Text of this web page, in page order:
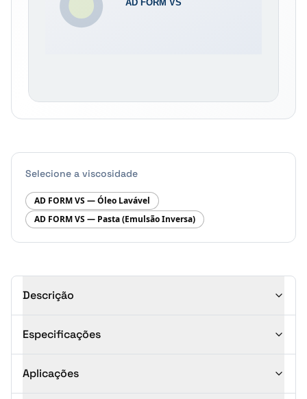
Selecione a viscosidade
AD FORM VS — Óleo Lavável
AD FORM VS — Pasta (Emulsão Inversa)
Descrição
Especificações
Aplicações